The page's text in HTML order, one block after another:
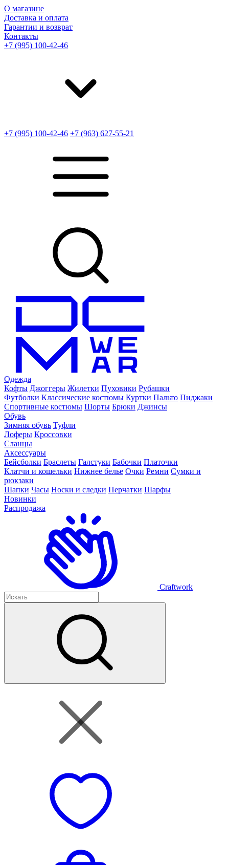
О магазине
Доставка и оплата
Гарантии и возврат
Контакты
+7 (995) 100-42-46
+7 (995) 100-42-46 +7 (963) 627-55-21
Одежда
Кофты Джоггеры Жилетки Пуховики Рубашки
Футболки Классические костюмы Куртки Пальто Пиджаки
Спортивные костюмы Шорты Брюки Джинсы
Обувь
Зимняя обувь Туфли
Лоферы Кроссовки
Сланцы
Аксессуары
Бейсболки Браслеты Галстуки Бабочки Платочки
Клатчи и кошельки Нижнее белье Очки Ремни Сумки и
рюкзаки
Шапки Часы Носки и следки Перчатки Шарфы
Новинки
Распродажа
Craftwork